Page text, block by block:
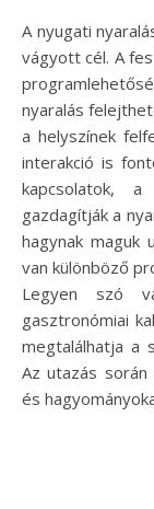
A nyugati nyaralás egy olyan élmény, amely sokak számára
vágyott cél. A
nyaralás
a helyszínek
interakció is
kapcsolatok,
gazdagítják a
hagynak maguk
van különböző
Legyen szó
gasztronómiai
megtalálhatja a
Az utazás
és